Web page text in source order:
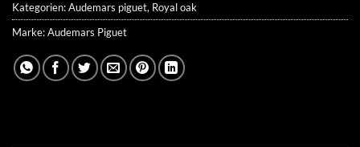
Kategorien:Audemars piguet, Royal oak
Marke:Audemars Piguet